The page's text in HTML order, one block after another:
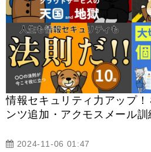
情報セキュリティ力アップ
ンツ追加・アクモスメール訓
2024-11-06 01:47